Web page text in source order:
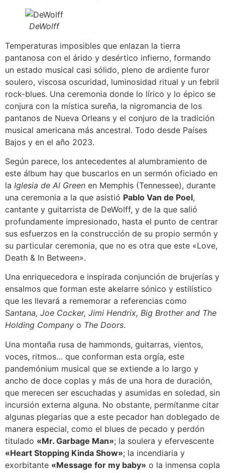
DeWolff
Temperaturas imposibles que enlazan la tierra
pantanosa con el árido y desértico infierno, formando
un estado musical casi sólido, pleno de ardiente furor
soulero, viscosa oscuridad, luminosidad ritual y un febril
rock-blues. Una ceremonia donde lo lírico y lo épico se
conjura con la mística sureña, la nigromancia de los
pantanos de Nueva Orleans y el conjuro de la tradición
musical americana más ancestral. Todo desde Países
Bajos y en el año 2023.
Según parece, los antecedentes al alumbramiento de
este álbum hay que buscarlos en un sermón oficiado en
la Iglesia de Al Green en Memphis (Tennessee), durante
una ceremonia a la que asistió Pablo Van de Poel,
cantante y guitarrista de DeWolff, y de la que salió
profundamente impresionado, hasta el punto de centrar
sus esfuerzos en la construcción de su propio sermón y
su particular ceremonia, que no es otra que este «Love,
Death & In Between».
Una enriquecedora e inspirada conjunción de brujerías y
ensalmos que forman este akelarre sónico y estilístico
que les llevará a rememorar a referencias como
Santana, Joe Cocker, Jimi Hendrix, Big Brother and The
Holding Company o The Doors.
Una montaña rusa de hammonds, guitarras, vientos,
voces, ritmos… que conforman esta orgía, este
pandemónium musical que se extiende a lo largo y
ancho de doce coplas y más de una hora de duración,
que merecen ser escuchadas y asumidas en soledad, sin
incursión externa alguna. No obstante, permítanme citar
algunas plegarias que a este pecador han doblegado de
manera especial, como el blues de pecado y perdón
titulado «Mr. Garbage Man»; la soulera y efervescente
«Heart Stopping Kinda Show»; la incendiaria y
exorbitante «Message for my baby» o la inmensa copla